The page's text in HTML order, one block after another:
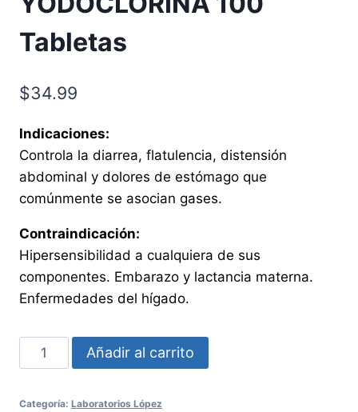
Tabletas
$34.99
Indicaciones:
Controla la diarrea, flatulencia, distensión
abdominal y dolores de estómago que
comúnmente se asocian gases.
Contraindicación:
Hipersensibilidad a cualquiera de sus
componentes. Embarazo y lactancia materna.
Enfermedades del hígado.
YODOCLORINA
100
Añadir al carrito
Categoría: Laboratorios López